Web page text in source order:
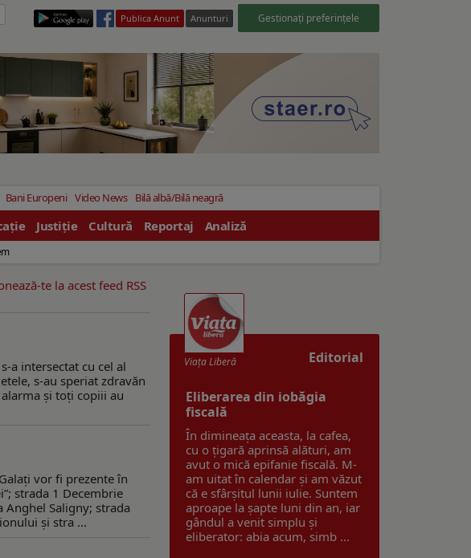
Publica Anunt Anunturi Gestionați preferințele
Bani Europeni Video News Bilă albă/Bilă neagră
Justiție Cultură Reportaj Analiză
te la acest feed RSS
a intersectat cu cel al
s-au speriat zdravăn
și toți copiii au
vor fi prezente în
strada 1 Decembrie
Saligny; strada
și stra ...
Editorial
Viaţa Liberă
Eliberarea din iobăgia
fiscală
În dimineața aceasta, la cafea,
cu o țigară aprinsă alături, am
avut o mică epifanie fiscală. M-
am uitat în calendar și am văzut
că e sfârșitul lunii iulie. Suntem
aproape la șapte luni din an, iar
gândul a venit simplu și
eliberator: abia acum, simb ...